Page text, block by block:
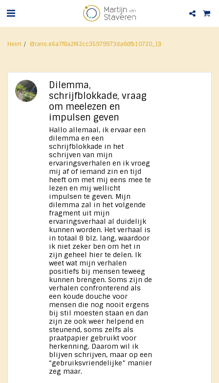
Heim {{trans:e6a7f8a2f42cc35979973da8dfb10720_1}}
Dilemma,
schrijfblokkade, vraag
om meelezen en
impulsen geven
Hallo allemaal, ik ervaar een
dilemma en een
schrijfblokkade in het
schrijven van mijn
ervaringsverhalen en ik vroeg
mij af of iemand zin en tijd
heeft om met mij eens mee te
lezen en mij wellicht
impulsen te geven. Mijn
dilemma zal in het volgende
fragment uit mijn
ervaringsverhaal al duidelijk
kunnen worden. Het verhaal is
in totaal 8 blz. lang, waardoor
ik niet zeker ben om het in
zijn geheel hier te delen. Ik
weet wat mijn verhalen
positiefs bij mensen teweeg
kunnen brengen. Soms zijn de
verhalen confronterend als
een koude douche voor
mensen die nog nooit ergens
bij stil moesten staan en dan
zijn ze ook weer helpend en
steunend, soms zelfs als
praatpapier gebruikt voor
herkenning. Daarom wil ik
blijven schrijven, maar op een
“gebruiksvriendelijke” manier
zeg maar.